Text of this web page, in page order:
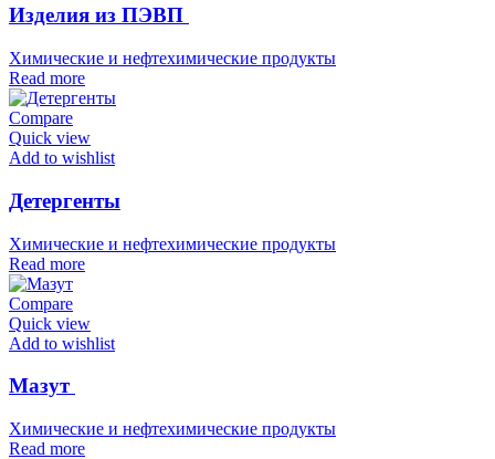
Изделия из ПЭВП
Химические и нефтехимические продукты
Read more
Compare
Quick view
Add to wishlist
Детергенты
Химические и нефтехимические продукты
Read more
Compare
Quick view
Add to wishlist
Мазут
Химические и нефтехимические продукты
Read more